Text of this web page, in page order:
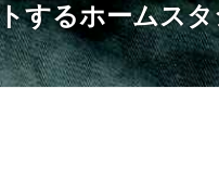
するホームス